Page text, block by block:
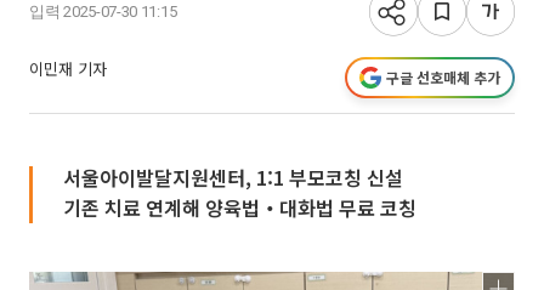
입력 2025-07-30 11:15
이민재 기자 구글 선호매체 추가
서울아이발달지원센터, 1:1 부모코칭 신설
기존 치료 연계해 양육법‧대화법 무료 코칭